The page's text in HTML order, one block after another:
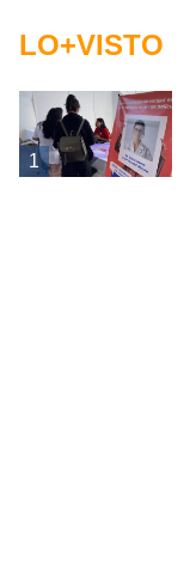
LO+VISTO
1